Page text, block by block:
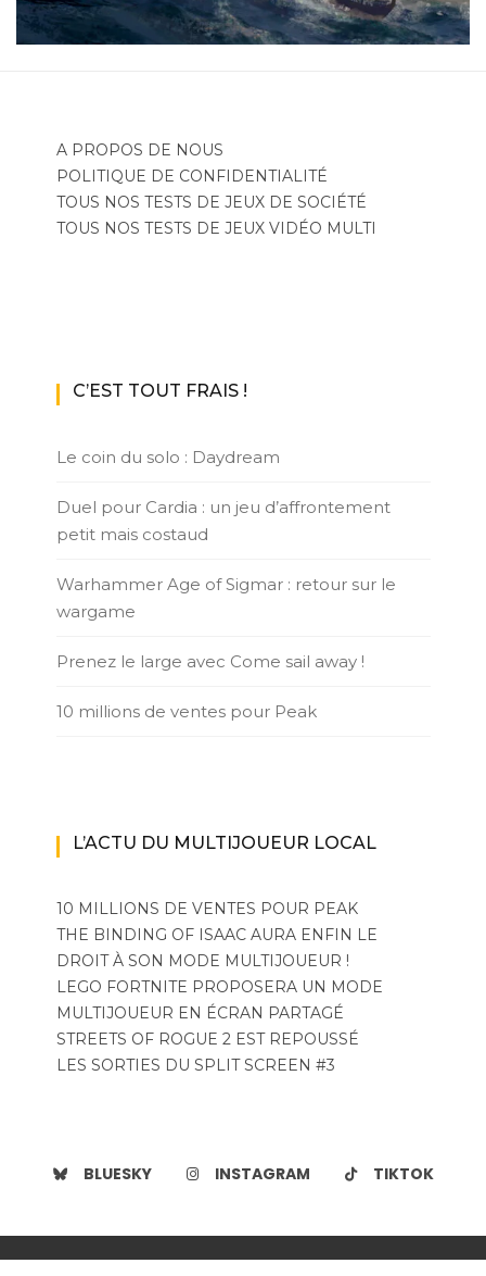
A PROPOS DE NOUS
POLITIQUE DE CONFIDENTIALITÉ
TOUS NOS TESTS DE JEUX DE SOCIÉTÉ
TOUS NOS TESTS DE JEUX VIDÉO MULTI
C’EST TOUT FRAIS !
Le coin du solo : Daydream
Duel pour Cardia : un jeu d’affrontement
petit mais costaud
Warhammer Age of Sigmar : retour sur le
wargame
Prenez le large avec Come sail away !
10 millions de ventes pour Peak
L’ACTU DU MULTIJOUEUR LOCAL
10 MILLIONS DE VENTES POUR PEAK
THE BINDING OF ISAAC AURA ENFIN LE
DROIT À SON MODE MULTIJOUEUR !
LEGO FORTNITE PROPOSERA UN MODE
MULTIJOUEUR EN ÉCRAN PARTAGÉ
STREETS OF ROGUE 2 EST REPOUSSÉ
LES SORTIES DU SPLIT SCREEN #3
BLUESKY INSTAGRAM TIKTOK